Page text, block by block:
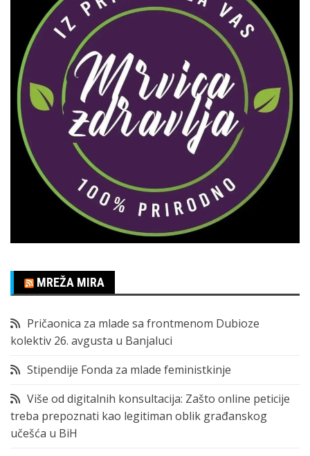
MREŽA MIRA
Pričaonica za mlade sa frontmenom Dubioze
kolektiv 26. avgusta u Banjaluci
Stipendije Fonda za mlade feministkinje
Više od digitalnih konsultacija: Zašto online peticije
treba prepoznati kao legitiman oblik građanskog
učešća u BiH